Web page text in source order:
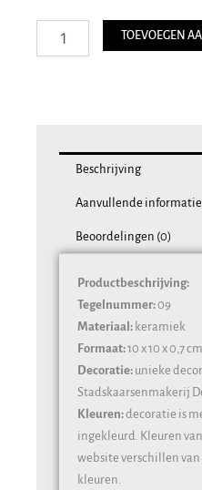
Delft
Stadhuis
TOEVOEGEN
Beschrijving
Aanvullende informatie
Beoordelingen (0)
Productbeschrijving:
Tegelnummer:09
Materiaal: keramiek
Formaat:10 x 10 x 0,7 cm
Decoratie: unieke
Stadskaarsenmakerij
Kleuren:decoratie is
ingekleurd. Kleuren
website verschillen
kleuren.